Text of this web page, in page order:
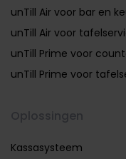
unTill Air voor bar en
unTill Air voor
unTill Prime voor
unTill Prime voor
Kassasysteem